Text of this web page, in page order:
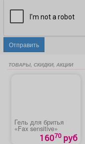
Отправить
ТОВАРЫ, СКИДКИ, АКЦИИ
Гель для бритья
«Fax sensitive»
16070 руб